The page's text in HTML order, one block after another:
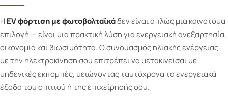
Η EV φόρτιση με φωτοβολταϊκάδεν είναι απλώς μια καινοτόμα
επιλογή — είναι μια πρακτική λύση για ενεργειακή ανεξαρτησία,
οικονομία και βιωσιμότητα. Ο συνδυασμός ηλιακής ενέργειας
με την ηλεκτροκίνηση σου επιτρέπει να μετακινείσαι με
μηδενικές εκπομπές, μειώνοντας ταυτόχρονα τα ενεργειακά
έξοδα του σπιτιού ή της επιχείρησής σου.